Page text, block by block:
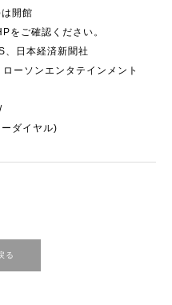
館
ご確認ください。
本経済新聞社
ソンエンタテインメント
ダイヤル)
る